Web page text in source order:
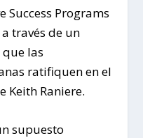
Success Programs
través de un
las
ratifiquen en el
Keith Raniere.
supuesto